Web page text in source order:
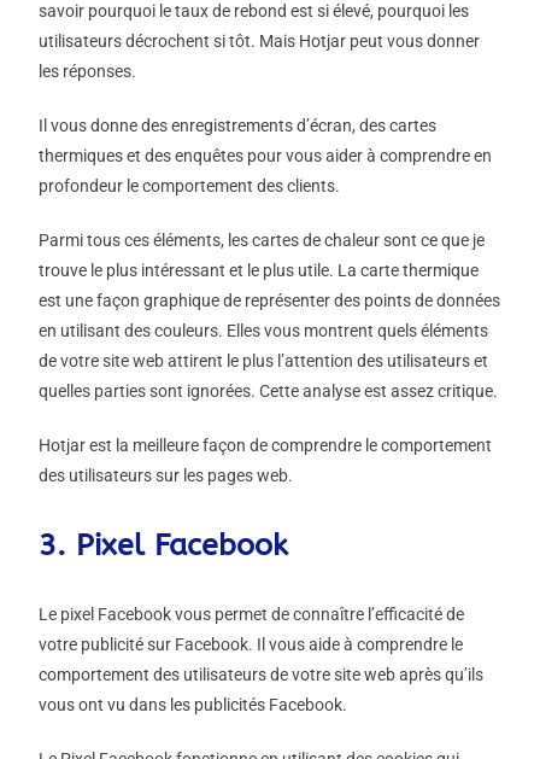
savoir pourquoi le taux de rebond est si élevé, pourquoi les
utilisateurs décrochent si tôt. Mais Hotjar peut vous donner
les réponses.
Il vous donne des enregistrements d’écran, des cartes
thermiques et des enquêtes pour vous aider à comprendre en
profondeur le comportement des clients.
Parmi tous ces éléments, les cartes de chaleur sont ce que je
trouve le plus intéressant et le plus utile. La carte thermique
est une façon graphique de représenter des points de données
en utilisant des couleurs. Elles vous montrent quels éléments
de votre site web attirent le plus l’attention des utilisateurs et
quelles parties sont ignorées. Cette analyse est assez critique.
Hotjar est la meilleure façon de comprendre le comportement
des utilisateurs sur les pages web.
3. Pixel Facebook
Le pixel Facebook vous permet de connaître l’efficacité de
votre publicité sur Facebook. Il vous aide à comprendre le
comportement des utilisateurs de votre site web après qu’ils
vous ont vu dans les publicités Facebook.